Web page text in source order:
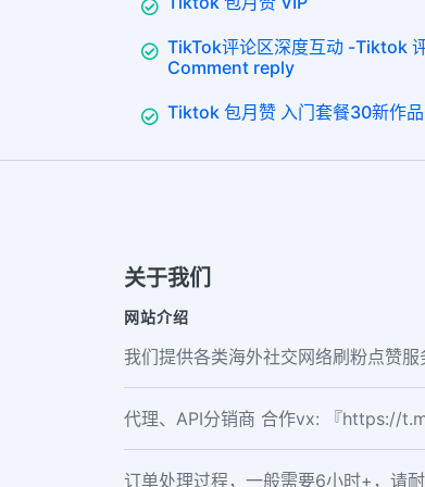
TikTok评论区深度互动 -Tiktok
Comment reply
Tiktok 包月赞 入门套餐30新作品
关于我们
网站介绍
我们提供各类海外社交网络刷粉点赞
代理、API分销商 合作vx: 『https://
订单处理过程，一般需要6小时+，请耐